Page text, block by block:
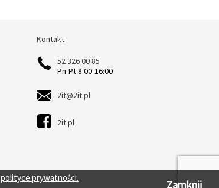
Kontakt
Kontakt
52 326 00 85
Pn-Pt 8:00-16:00
2it@2it.pl
2it.pl
polityce prywatności.
Zamknij